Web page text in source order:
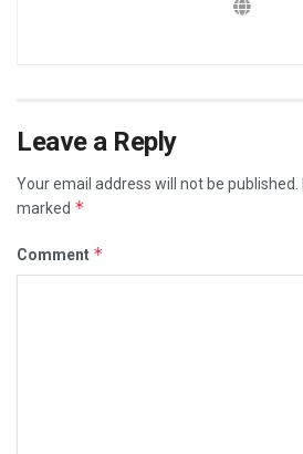
Leave a Reply
Your email address will not be published.
marked *
Comment *